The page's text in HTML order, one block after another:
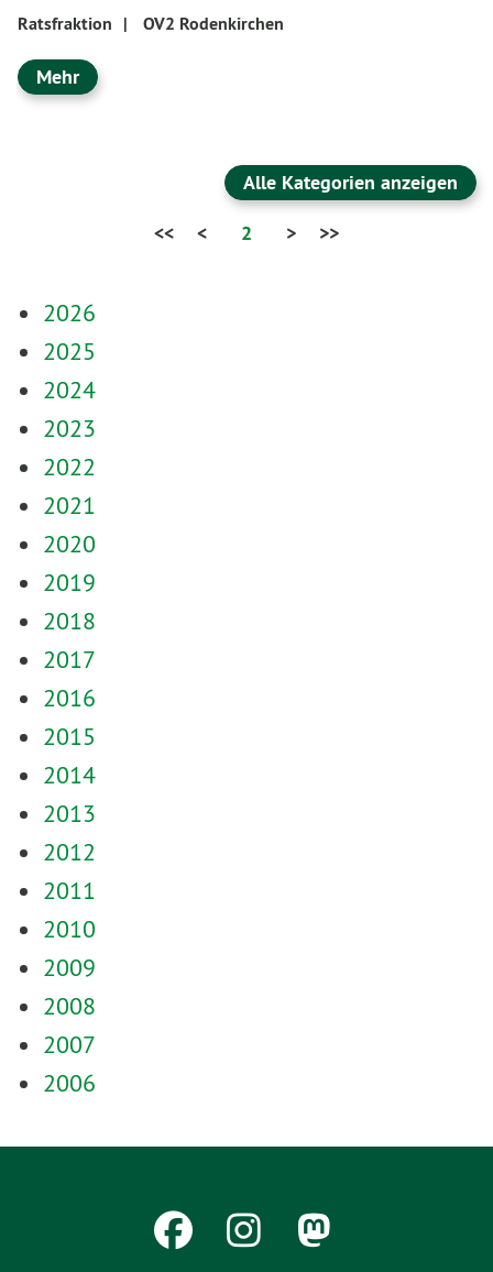
Ratsfraktion | OV2 Rodenkirchen
Mehr
Alle Kategorien anzeigen
<<
< 2 > >>
2026
2025
2024
2023
2022
2021
2020
2019
2018
2017
2016
2015
2014
2013
2012
2011
2010
2009
2008
2007
2006